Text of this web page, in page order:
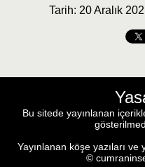
Tarih: 20 Aralık
Bu sitede yayınlanan
Yayınlanan köşe yazıları
©